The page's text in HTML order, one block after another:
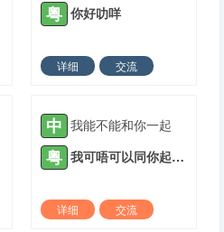
粤 你好叻咩
详细
交流
中 我能不能和你一起
粤 我可唔可以同你起埋一齐
详细
交流